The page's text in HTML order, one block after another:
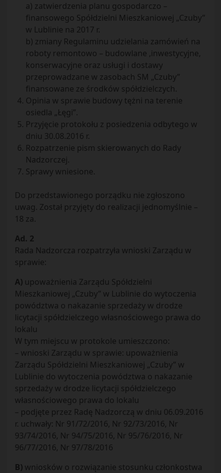
a) zatwierdzenia planu gospodarczo –
finansowego Spółdzielni Mieszkaniowej „Czuby”
w Lublinie na 2017 r.
b) zmiany Regulaminu udzielania zamówień na
roboty remontowo – budowlane ,inwestycyjne,
konserwacyjne oraz usługi i dostawy
przeprowadzane w zasobach SM „Czuby”
finansowane ze środków spółdzielczych.
Opinia w sprawie budowy tężni na terenie
osiedla „Łęgi”.
Przyjęcie protokołu z posiedzenia odbytego w
dniu 30.08.2016 r.
Rozpatrzenie pism skierowanych do Rady
Nadzorczej.
Sprawy wniesione.
Do przedstawionego porządku nie zgłoszono
uwag. Został przyjęty do realizacji jednomyślnie –
18 za.
Ad. 2
Rada Nadzorcza rozpatrzyła wnioski Zarządu w
sprawie:
A) upoważnienia Zarządu Spółdzielni
Mieszkaniowej „Czuby” w Lublinie do wytoczenia
powództwa o nakazanie sprzedaży w drodze
licytacji spółdzielczego własnościowego prawa do
lokalu
W tym miejscu w protokole umieszczono:
– wnioski Zarządu w sprawie: upoważnienia
Zarządu Spółdzielni Mieszkaniowej „Czuby” w
Lublinie do wytoczenia powództwa o nakazanie
sprzedaży w drodze licytacji spółdzielczego
własnościowego prawa do lokalu
– podjęte przez Radę Nadzorczą w dniu 06.09.2016
r. uchwały: Nr 91/72/2016, Nr 92/73/2016, Nr
93/74/2016, Nr 94/75/2016, Nr 95/76/2016, Nr
96/77/2016, Nr 97/78/2016
B) wniosków o rozwiązanie stosunku członkostwa